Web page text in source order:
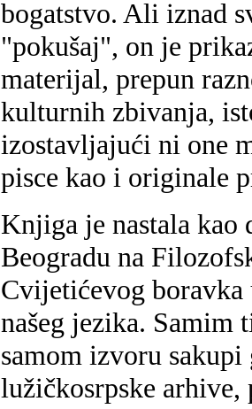
bogatstvo. Ali iznad
"pokušaj", on je
materijal, prepun
kulturnih zbivanja,
izostavljajući ni one
pisce kao i originale
Knjiga je nastala kao
Beogradu na
Cvijetićevog
našeg jezika. Samim
samom izvoru
lužičkosrpske arhive,